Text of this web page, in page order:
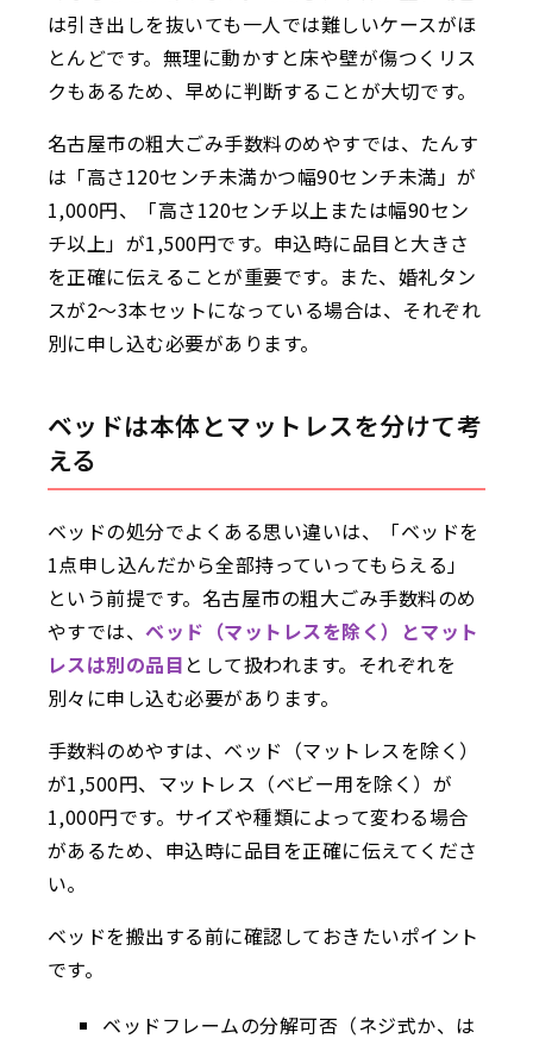
は引き出しを抜いても一人では難しいケースがほ
とんどです。無理に動かすと床や壁が傷つくリス
クもあるため、早めに判断することが大切です。
名古屋市の粗大ごみ手数料のめやすでは、たんす
は「高さ120センチ未満かつ幅90センチ未満」が
1,000円、「高さ120センチ以上または幅90セン
チ以上」が1,500円です。申込時に品目と大きさ
を正確に伝えることが重要です。また、婚礼タン
スが2〜3本セットになっている場合は、それぞれ
別に申し込む必要があります。
ベッドは本体とマットレスを分けて考
える
ベッドの処分でよくある思い違いは、「ベッドを
1点申し込んだから全部持っていってもらえる」
という前提です。名古屋市の粗大ごみ手数料のめ
やすでは、ベッド（マットレスを除く）とマット
レスは別の品目 として扱われます。それぞれを
別々に申し込む必要があります。
手数料のめやすは、ベッド（マットレスを除く）
が1,500円、マットレス（ベビー用を除く）が
1,000円です。サイズや種類によって変わる場合
があるため、申込時に品目を正確に伝えてくださ
い。
ベッドを搬出する前に確認しておきたいポイント
です。
ベッドフレームの分解可否（ネジ式か、は